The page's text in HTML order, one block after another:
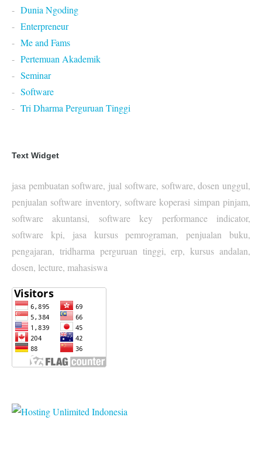
Dunia Ngoding
Enterpreneur
Me and Fams
Pertemuan Akademik
Seminar
Software
Tri Dharma Perguruan Tinggi
Text Widget
jasa pembuatan software, jual software, software, dosen unggul,
penjualan software inventory, software koperasi simpan pinjam,
software akuntansi, software key performance indicator,
software kpi, jasa kursus pemrograman, penjualan buku,
pengajaran, tridharma perguruan tinggi, erp, kursus andalan,
dosen, lecture, mahasiswa